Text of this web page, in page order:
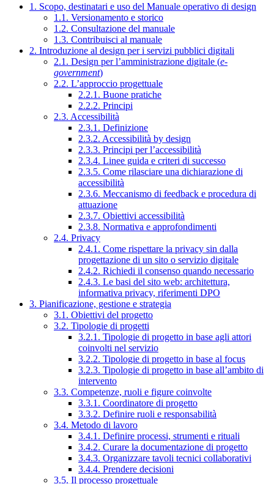
1. Scopo, destinatari e uso del Manuale operativo di design
1.1. Versionamento e storico
1.2. Consultazione del manuale
1.3. Contribuisci al manuale
2. Introduzione al design per i servizi pubblici digitali
2.1. Design per l’amministrazione digitale (e-
government)
2.2. L’approccio progettuale
2.2.1. Buone pratiche
2.2.2. Principi
2.3. Accessibilità
2.3.1. Definizione
2.3.2. Accessibilità by design
2.3.3. Principi per l’accessibilità
2.3.4. Linee guida e criteri di successo
2.3.5. Come rilasciare una dichiarazione di
accessibilità
2.3.6. Meccanismo di feedback e procedura di
attuazione
2.3.7. Obiettivi accessibilità
2.3.8. Normativa e approfondimenti
2.4. Privacy
2.4.1. Come rispettare la privacy sin dalla
progettazione di un sito o servizio digitale
2.4.2. Richiedi il consenso quando necessario
2.4.3. Le basi del sito web: architettura,
informativa privacy, riferimenti DPO
3. Pianificazione, gestione e strategia
3.1. Obiettivi del progetto
3.2. Tipologie di progetti
3.2.1. Tipologie di progetto in base agli attori
coinvolti nel servizio
3.2.2. Tipologie di progetto in base al focus
3.2.3. Tipologie di progetto in base all’ambito di
intervento
3.3. Competenze, ruoli e figure coinvolte
3.3.1. Coordinatore di progetto
3.3.2. Definire ruoli e responsabilità
3.4. Metodo di lavoro
3.4.1. Definire processi, strumenti e rituali
3.4.2. Curare la documentazione di progetto
3.4.3. Organizzare tavoli tecnici collaborativi
3.4.4. Prendere decisioni
3.5. Il processo progettuale